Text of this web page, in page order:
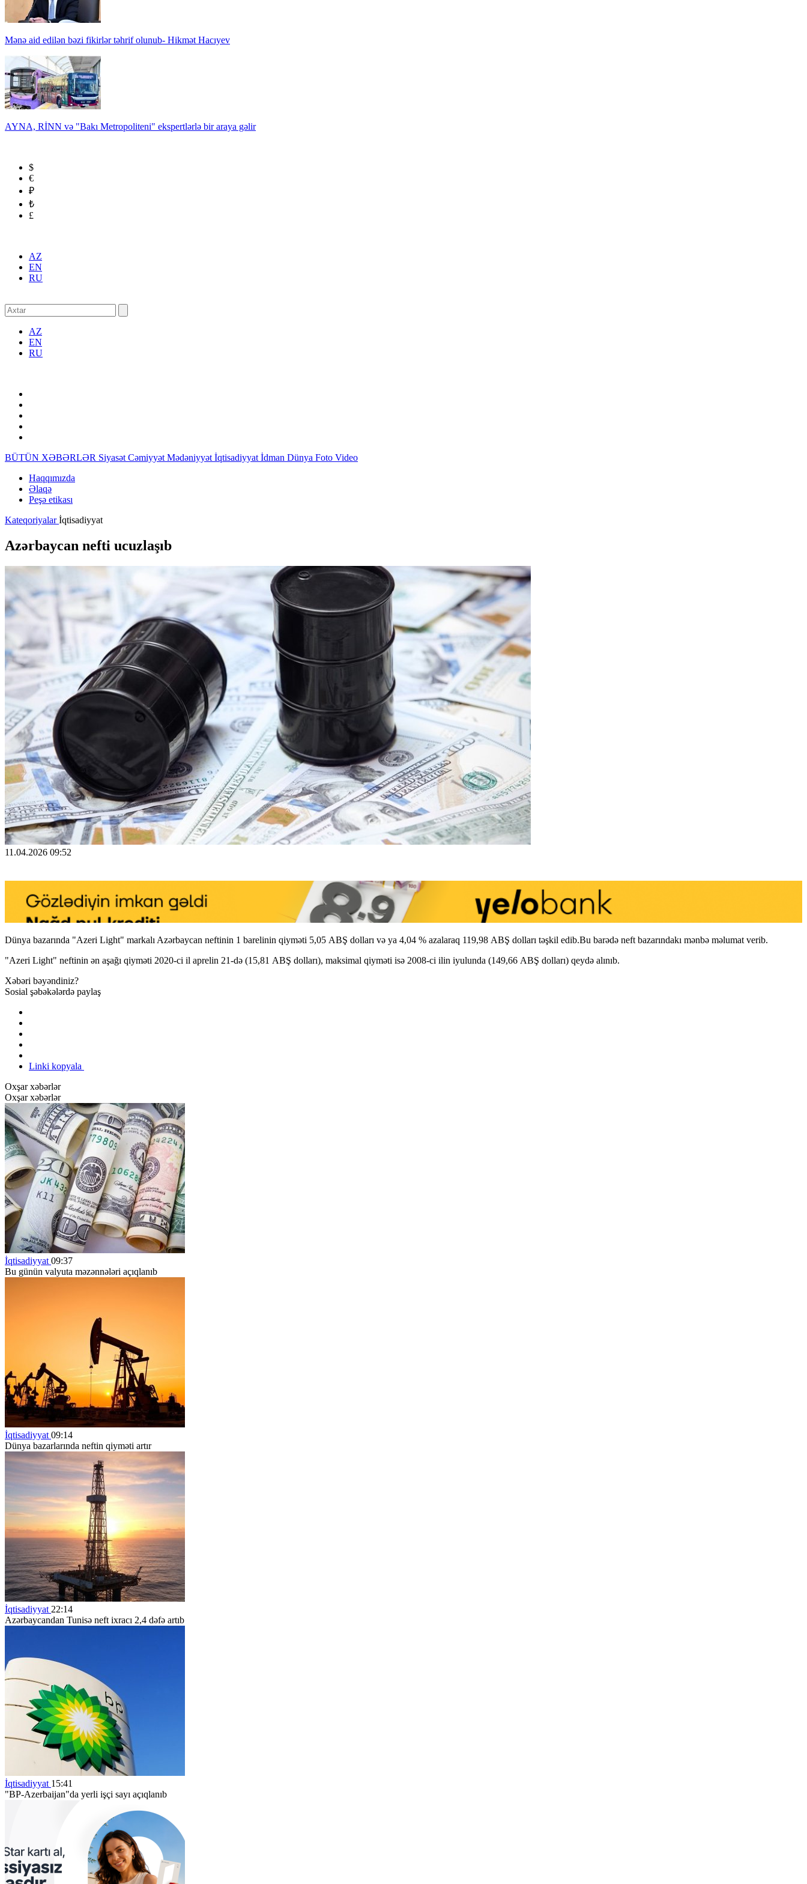
Mənə aid edilən bəzi fikirlər təhrif olunub- Hikmət Hacıyev
AYNA, RİNN və "Bakı Metropoliteni" ekspertlərlə bir araya gəlir
$
€
₽
₺
£
AZ
EN
RU
AZ
EN
RU
BÜTÜN XƏBƏRLƏR Siyasət Cəmiyyət Mədəniyyət İqtisadiyyat İdman Dünya Foto Video
Haqqımızda
Əlaqə
Peşə etikası
Kateqoriyalarİqtisadiyyat
Azərbaycan nefti ucuzlaşıb
11.04.2026 09:52
Dünya bazarında "Azeri Light" markalı Azərbaycan neftinin 1 barelinin qiyməti 5,05 ABŞ dolları və ya 4,04 % azalaraq 119,98 ABŞ dolları təşkil edib.Bu barədə neft bazarındakı mənbə məlumat verib.
"Azeri Light" neftinin ən aşağı qiyməti 2020-ci il aprelin 21-də (15,81 ABŞ dolları), maksimal qiyməti isə 2008-ci ilin iyulunda (149,66 ABŞ dolları) qeydə alınıb.
Xəbəri bəyəndiniz?
Sosial şəbəkələrdə paylaş
Linki kopyala
Oxşar xəbərlər
Oxşar xəbərlər
İqtisadiyyat 09:37
Bu günün valyuta məzənnələri açıqlanıb
İqtisadiyyat 09:14
Dünya bazarlarında neftin qiyməti artır
İqtisadiyyat 22:14
Azərbaycandan Tunisə neft ixracı 2,4 dəfə artıb
İqtisadiyyat 15:41
"BP-Azerbaijan"da yerli işçi sayı açıqlanıb